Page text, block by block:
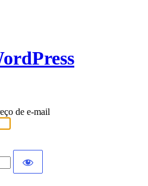
de e-mail